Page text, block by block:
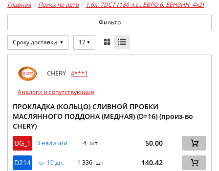
Главная / Поиск по авто / 1,6л. 7DCT (186 л.с., ЕВРО 6, БЕНЗИН, 4x2)
Фильтр
Сроку доставки 12
CHERY 4***1
Аналоги и сопутствующие
ПРОКЛАДКА (КОЛЬЦО) СЛИВНОЙ ПРОБКИ
МАСЛЯННОГО ПОДДОНА (МЕДНАЯ) (D=16) (произ-во
CHERY)
BG_1
В наличии 4 шт 50.00
D214 от 10 дн. 1 336 шт 140.42